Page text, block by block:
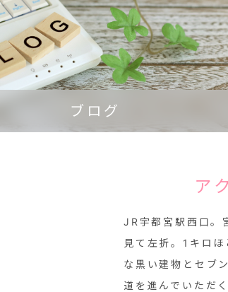
ブログ
ア
JR宇都宮駅西口。
見て左折。1キロ
な黒い建物とセブ
道を進んでいただ